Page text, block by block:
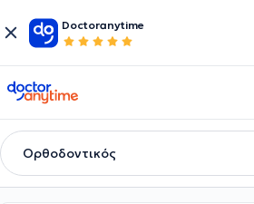
Doctoranytime
doctoranytime
Ορθοδοντικός